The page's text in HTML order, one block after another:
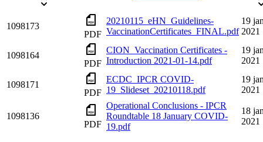
1098173
PDF
20210115_eHN_Guidelines-
VaccinationCertificates_FINAL.pdf
19
2021
1098164
PDF
CION_Vaccination Certificates -
Introduction 2021-01-14.pdf
19
2021
1098171
PDF
ECDC_IPCR COVID-
19_Slideset_20210118.pdf
19
2021
1098136
PDF
Operational Conclusions - IPCR
Roundtable 18 January COVID-
19.pdf
18
2021